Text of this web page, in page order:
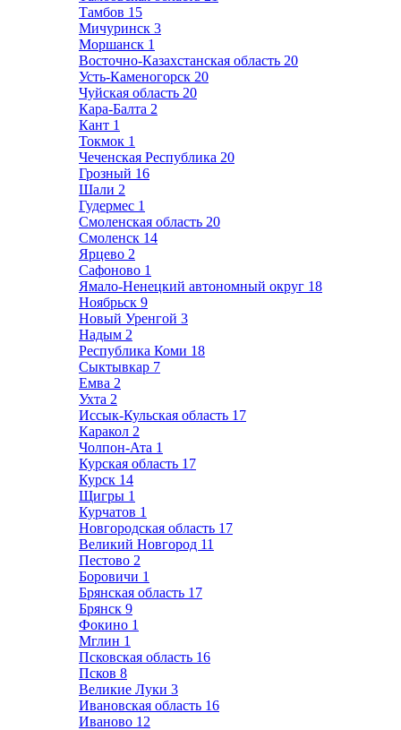
Тамбов 15
Мичуринск 3
Моршанск 1
Восточно-Казахстанская область 20
Усть-Каменогорск 20
Чуйская область 20
Кара-Балта 2
Кант 1
Токмок 1
Чеченская Республика 20
Грозный 16
Шали 2
Гудермес 1
Смоленская область 20
Смоленск 14
Ярцево 2
Сафоново 1
Ямало-Ненецкий автономный округ 18
Ноябрьск 9
Новый Уренгой 3
Надым 2
Республика Коми 18
Сыктывкар 7
Емва 2
Ухта 2
Иссык-Кульская область 17
Каракол 2
Чолпон-Ата 1
Курская область 17
Курск 14
Щигры 1
Курчатов 1
Новгородская область 17
Великий Новгород 11
Пестово 2
Боровичи 1
Брянская область 17
Брянск 9
Фокино 1
Мглин 1
Псковская область 16
Псков 8
Великие Луки 3
Ивановская область 16
Иваново 12